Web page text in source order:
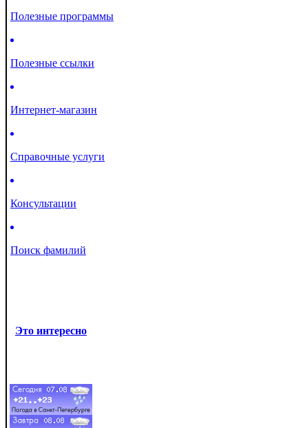
Полезные программы
Полезные ссылки
Интернет-магазин
Справочные услуги
Консультации
Поиск фамилий
Это интересно